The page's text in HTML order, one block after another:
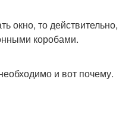
окно, то действительно,
коробами.
и вот почему.